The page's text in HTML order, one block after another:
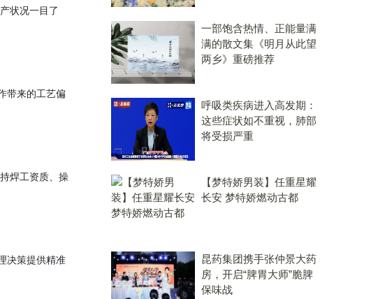
状况一目了
带来的工艺偏
焊工资质、操
决策提供精准
一部饱含热情、正能量满
满的散文集《明月从此望
两乡》重磅推荐
呼吸类疾病进入高发期：
这些症状如不重视，肺部
将受损严重
【梦特娇男装】任重星耀
长安 梦特娇燃动古都
昆药集团携手张仲景大药
房，开启“脾胃大师”脆脾
保味战